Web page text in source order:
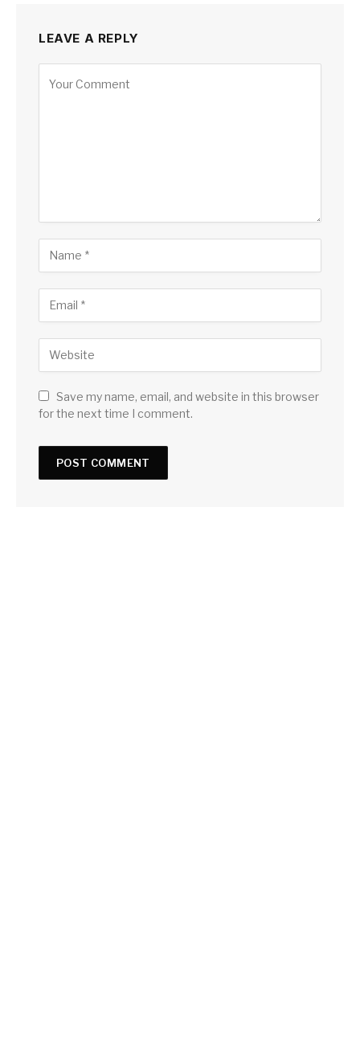
LEAVE A REPLY
Save my name, email, and website in this browser
for the next time I comment.